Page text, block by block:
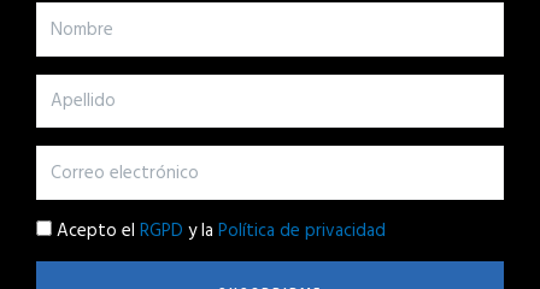
Acepto el RGPD y la Política de privacidad